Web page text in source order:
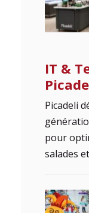
IT &
Picadeli
pour
salades